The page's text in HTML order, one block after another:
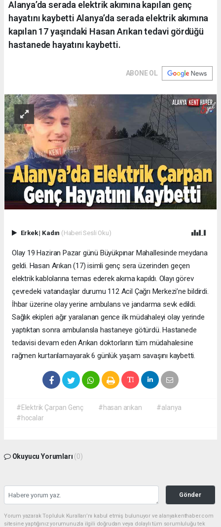
Alanya’da serada elektrik akımına kapılan genç
hayatını kaybetti Alanya’da serada elektrik akımına
kapılan 17 yaşındaki Hasan Arıkan tedavi gördüğü
hastanede hayatını kaybetti.
ABONE OL
Erkek| Kadın (Haberi Sesli Oku)
Olay 19 Haziran Pazar günü Büyükpınar Mahallesinde meydana
geldi. Hasan Arıkan (17) isimli genç sera üzerinden geçen
elektrik kablolarına temas ederek akıma kapıldı. Olayı görev
çevredeki vatandaşlar durumu 112 Acil Çağrı Merkezi’ne bildirdi.
İhbar üzerine olay yerine ambulans ve jandarma sevk edildi.
Sağlık ekipleri ağır yaralanan gence ilk müdahaleyi olay yerinde
yaptıktan sonra ambulansla hastaneye götürdü. Hastanede
tedavisi devam eden Arıkan doktorların tüm müdahalesine
rağmen kurtarılamayarak 6 günlük yaşam savaşını kaybetti.
#Elektrik Çarpan Genç #hasan arıkan
#alanya
#hocalar
Okuyucu Yorumları (0)
Gönder
Yorum yazarak Topluluk Kuralları’nı kabul etmiş bulunuyor ve alanyakenthaber.com
sitesine yaptığınız yorumunuzla ilgili doğrudan veya dolaylı tüm sorumluluğu tek